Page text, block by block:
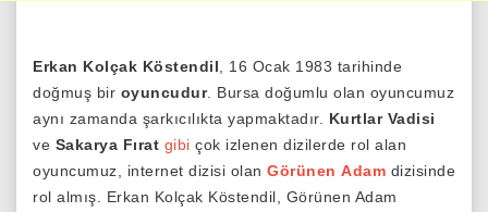
Erkan Kolçak Köstendil , 16 Ocak 1983 tarihinde
doğmuş bir oyuncudur. Bursa doğumlu olan oyuncumuz
aynı zamanda şarkıcılıkta yapmaktadır. Kurtlar Vadisi
ve Sakarya Fırat gibi çok izlenen dizilerde rol alan
oyuncumuz, internet dizisi olan Görünen Adam dizisinde
rol almış. Erkan Kolçak Köstendil, Görünen Adam